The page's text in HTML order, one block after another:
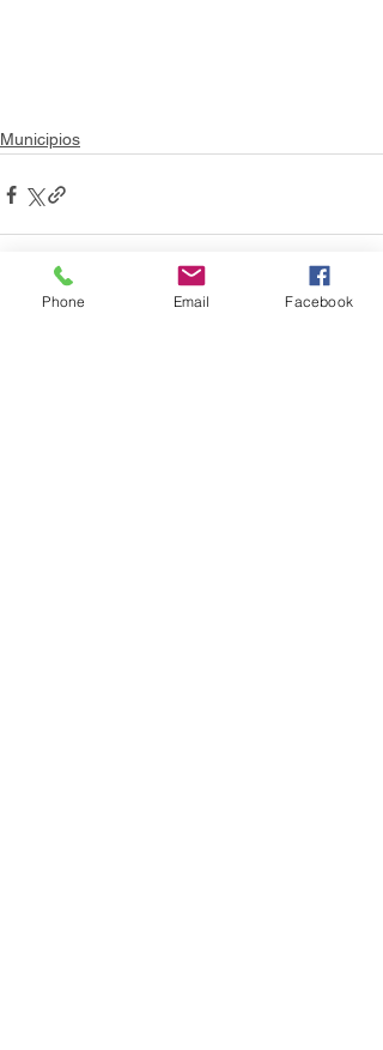
Municipios
Phone Email Facebook